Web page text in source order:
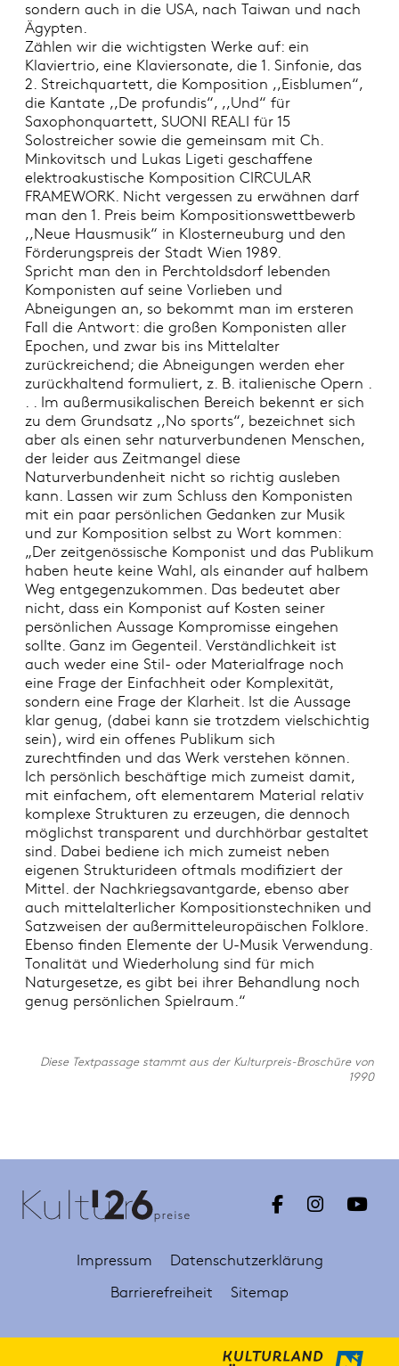
sondern auch in die USA, nach Taiwan und nach
Ägypten.
Zählen wir die wichtigsten Werke auf: ein
Klaviertrio, eine Klaviersonate, die 1. Sinfonie, das
2. Streichquartett, die Komposition ,,Eisblumen“,
die Kantate ,,De profundis“, ,,Und“ für
Saxophonquartett, SUONI REALI für 15
Solostreicher sowie die gemeinsam mit Ch.
Minkovitsch und Lukas Ligeti geschaffene
elektroakustische Komposition CIRCULAR
FRAMEWORK. Nicht vergessen zu erwähnen darf
man den 1. Preis beim Kompositionswettbewerb
,,Neue Hausmusik“ in Klosterneuburg und den
Förderungspreis der Stadt Wien 1989.
Spricht man den in Perchtoldsdorf lebenden
Komponisten auf seine Vorlieben und
Abneigungen an, so bekommt man im ersteren
Fall die Antwort: die großen Komponisten aller
Epochen, und zwar bis ins Mittelalter
zurückreichend; die Abneigungen werden eher
zurückhaltend formuliert, z. B. italienische Opern .
. . Im außermusikalischen Bereich bekennt er sich
zu dem Grundsatz ,,No sports“, bezeichnet sich
aber als einen sehr naturverbundenen Menschen,
der leider aus Zeitmangel diese
Naturverbundenheit nicht so richtig ausleben
kann. Lassen wir zum Schluss den Komponisten
mit ein paar persönlichen Gedanken zur Musik
und zur Komposition selbst zu Wort kommen:
„Der zeitgenössische Komponist und das Publikum
haben heute keine Wahl, als einander auf halbem
Weg entgegenzukommen. Das bedeutet aber
nicht, dass ein Komponist auf Kosten seiner
persönlichen Aussage Kompromisse eingehen
sollte. Ganz im Gegenteil. Verständlichkeit ist
auch weder eine Stil- oder Materialfrage noch
eine Frage der Einfachheit oder Komplexität,
sondern eine Frage der Klarheit. Ist die Aussage
klar genug, (dabei kann sie trotzdem vielschichtig
sein), wird ein offenes Publikum sich
zurechtfinden und das Werk verstehen können.
Ich persönlich beschäftige mich zumeist damit,
mit einfachem, oft elementarem Material relativ
komplexe Strukturen zu erzeugen, die dennoch
möglichst transparent und durchhörbar gestaltet
sind. Dabei bediene ich mich zumeist neben
eigenen Strukturideen oftmals modifiziert der
Mittel. der Nachkriegsavantgarde, ebenso aber
auch mittelalterlicher Kompositionstechniken und
Satzweisen der außermitteleuropäischen Folklore.
Ebenso finden Elemente der U-Musik Verwendung.
Tonalität und Wiederholung sind für mich
Naturgesetze, es gibt bei ihrer Behandlung noch
genug persönlichen Spielraum.“
Diese Textpassage stammt aus der Kulturpreis-Broschüre von
1990
Impressum
Datenschutzerklärung
Barrierefreiheit
Sitemap